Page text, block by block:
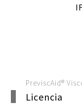
PreviscAid®
Licencia